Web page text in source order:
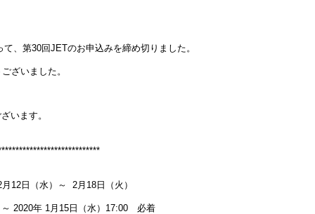
、第30回JETのお申込みを締め切りました。
ざいました。
います。
月12日（水）～ 2月18日（火）
2020年 1月15日（水）17:00 必着